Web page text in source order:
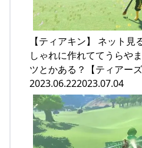
【ティアキン】 ネット
しゃれに作れててうらや
ツとかある？【ティアー
2023.06.222023.07.04